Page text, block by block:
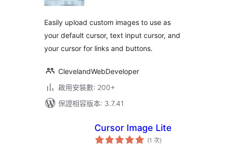
Easily upload custom images to use as
your default cursor, text input cursor, and
your cursor for links and buttons.
ClevelandWebDeveloper
啟用安裝數: 200+
保證相容版本: 3.7.41
Cursor Image Lite
(1 次評
分)